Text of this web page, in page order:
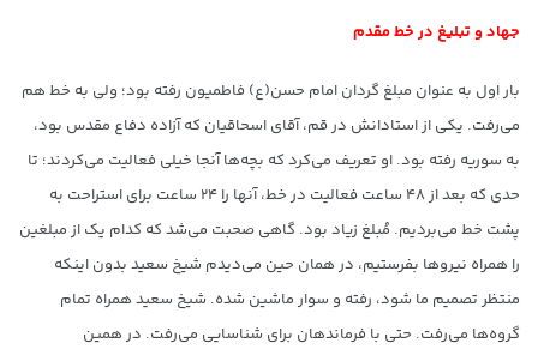
جهاد و تبلیغ در خط مقدم
بار اول به عنوان مبلغ گردان امام حسن(ع) فاطمیون رفته بود؛ ولی به خط هم
می‌رفت. یکی از استادانش در قم، آقای اسحاقیان که آزاده دفاع مقدس بود،
به سوریه رفته بود. او تعریف می‌کرد که بچه‌ها آنجا خیلی فعالیت می‌کردند؛ تا
حدی که بعد از ۴۸ ساعت فعالیت در خط، آنها را ۲۴ ساعت برای استراحت به
پشت خط می‌بردیم. مُبلغ زیاد بود. گاهی صحبت می‌شد که کدام یک از مبلغین
را همراه نیروها بفرستیم، در همان حین می‌دیدم شیخ سعید بدون اینکه
منتظر تصمیم ما شود، رفته و سوار ماشین شده. شیخ سعید همراه تمام
گروه‌ها می‌رفت. حتی با فرماندهان برای شناسایی می‌رفت. در همین